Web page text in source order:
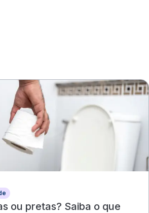
ou pretas? Saiba o que